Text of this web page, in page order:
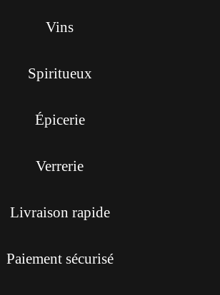
Vins
Spiritueux
Épicerie
Verrerie
Livraison rapide
Paiement sécurisé